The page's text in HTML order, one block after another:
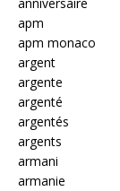
apm
apm monaco
argent
argente
argenté
argentés
argents
armani
armanie